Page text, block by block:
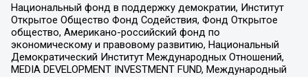
Национальный фонд в поддержку демократии, Институт
Открытое Общество Фонд Содействия, Фонд Открытое
общество, Американо-российский фонд по
экономическому и правовому развитию, Национальный
Демократический Институт Международных Отношений,
MEDIA DEVELOPMENT INVESTMENT FUND, Международный